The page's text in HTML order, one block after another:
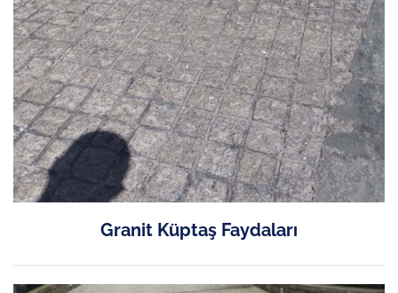
Granit Küptaş Faydaları